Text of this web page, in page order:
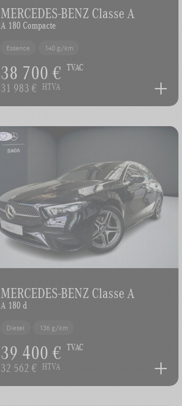
MERCEDES-BENZ Classe A
A 180 Compacte
Essence 140 g/km
38 700 € TVAC
31 983 € HTVA
MERCEDES-BENZ Classe A
A 180 d
Diesel 136 g/km
39 400 € TVAC
32 562 € HTVA